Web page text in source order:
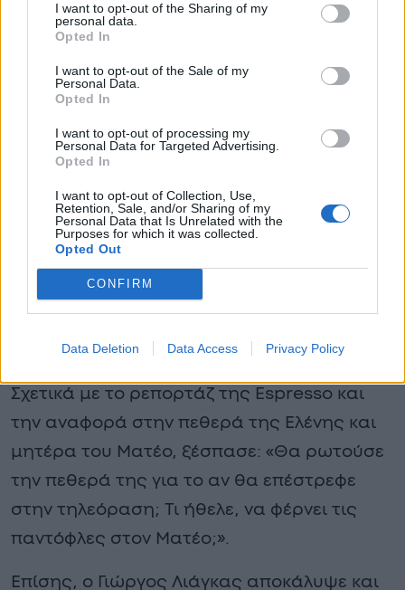
I want to opt-out of the Sharing of my
personal data.
Opted In
I want to opt-out of the Sale of my
Personal Data.
Opted In
I want to opt-out of processing my
Personal Data for Targeted Advertising.
Opted In
I want to opt-out of Collection, Use,
Retention, Sale, and/or Sharing of my
Personal Data that Is Unrelated with the
Purposes for which it was collected.
Opted Out
CONFIRM
Data Deletion Data Access Privacy Policy
του χρόνου και θα ξέρουμε ποιος θα είναι
στο πάνελ. Σε αυτά μόνο το κακό μένει, γιατί
αυτό πουλάει», είπε μεταξύ άλλων ο
παρουσιαστής του ΑΝΤ1.
Και με αφορμή την διάψευση της Ελένης
μαθαίνεις για ένα καβγαδάκι και να το
πετάς στα λιοντάρια. Δύο φορές έχει βγει η
Ελένη Μενεγάκη (σ.σ να απαντήσει). Τότε με
τον χωρισμό από τον Λάτσιο αλλάξαμε
θέση της θα κινούμουν νομικά».
Σχετικά με το ρεπορτάζ της Espresso και
την αναφορά στην πεθερά της Ελένης και
μητέρα του Ματέο, ξέσπασε: «Θα ρωτούσε
την πεθερά της για το αν θα επέστρεφε
στην τηλεόραση; Τι ήθελε, να φέρνει τις
παντόφλες στον Ματέο;».
Επίσης, ο Γιώργος Λιάγκας αποκάλυψε και